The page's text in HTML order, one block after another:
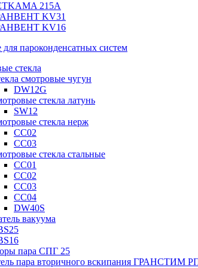
215A
KV31
KV16
пароконденсатных систем
стекла
смотровые чугун
DW12G
стекла латунь
SW12
стекла нерж
СС02
СС03
стекла стальные
СС01
СС02
СС03
СС04
DW40S
вакуума
пара СПГ 25
пара вторичного вскипания ГРАНСТИМ